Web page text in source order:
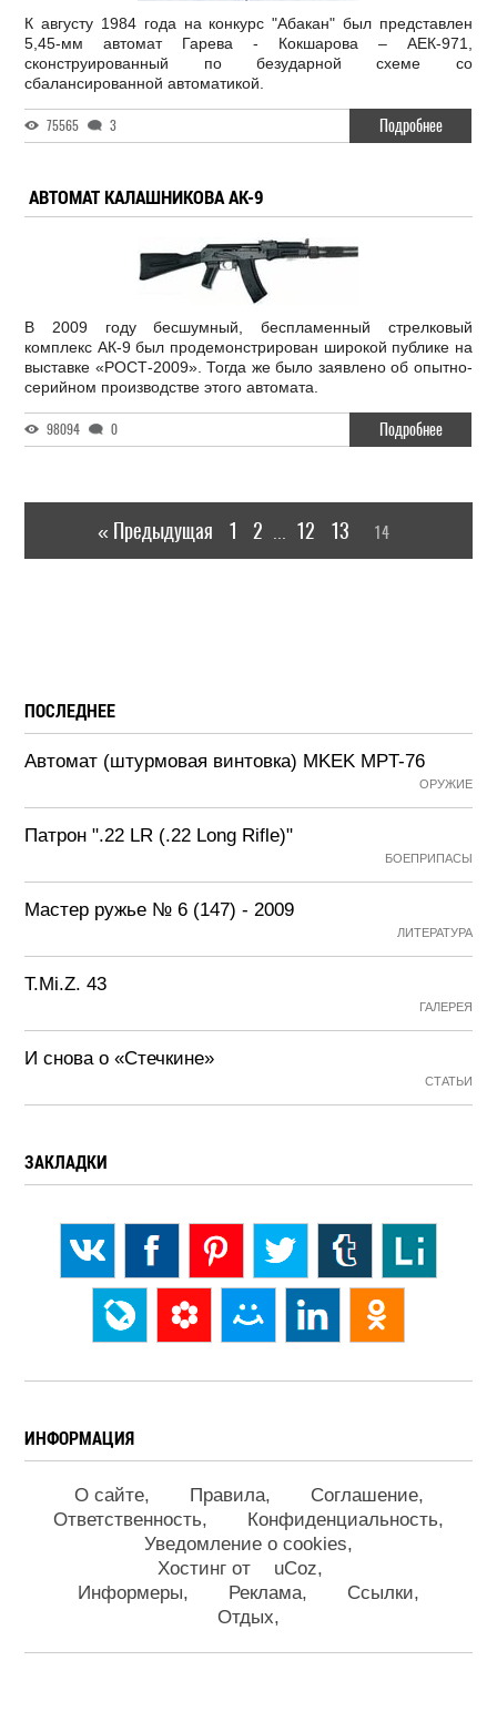
К августу 1984 года на конкурс "Абакан" был представлен
5,45-мм автомат Гарева - Кокшарова – АЕК-971,
сконструированный по безударной схеме со
сбалансированной автоматикой.
75565 3 Подробнее
АВТОМАТ КАЛАШНИКОВА АК-9
В 2009 году бесшумный, беспламенный стрелковый
комплекс АК-9 был продемонстрирован широкой публике на
выставке «РОСТ-2009». Тогда же было заявлено об опытно-
серийном производстве этого автомата.
98094 0 Подробнее
« Предыдущая 1 2 12 13 14
ПОСЛЕДНЕЕ
Автомат (штурмовая винтовка) MKEK MPT-76
ОРУЖИЕ
Патрон ".22 LR (.22 Long Rifle)"
БОЕПРИПАСЫ
Мастер ружье № 6 (147) - 2009
ЛИТЕРАТУРА
T.Mi.Z. 43
ГАЛЕРЕЯ
И снова о «Стечкине»
СТАТЬИ
ЗАКЛАДКИ
ИНФОРМАЦИЯ
О сайте Правила
Соглашение
Ответственность
Конфиденциальность
Уведомление о cookies
Хостинг от
uCoz
Информеры
Реклама
Ссылки
Отдых